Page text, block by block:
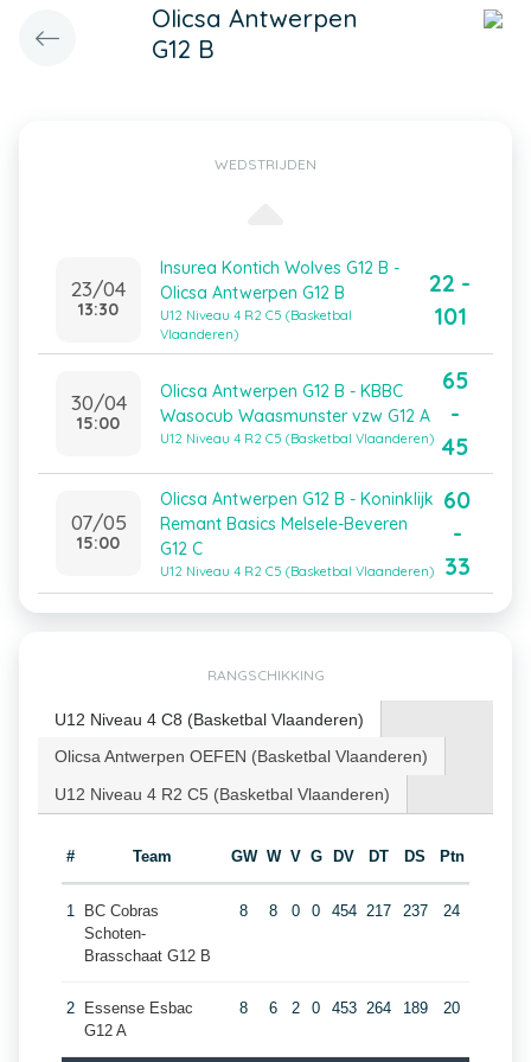
Olicsa Antwerpen
G12 B
WEDSTRIJDEN
23/04
13:30
Insurea Kontich Wolves G12 B -
Olicsa Antwerpen G12 B
U12 Niveau 4 R2 C5 (Basketbal
Vlaanderen)
22 -
101
30/04
15:00
Olicsa Antwerpen G12 B - KBBC
Wasocub Waasmunster vzw G12 A
U12 Niveau 4 R2 C5 (Basketbal Vlaanderen)
65
-
45
07/05
15:00
Olicsa Antwerpen G12 B - Koninklijk
Remant Basics Melsele-Beveren
G12 C
U12 Niveau 4 R2 C5 (Basketbal Vlaanderen)
60
-
33
RANGSCHIKKING
U12 Niveau 4 C8 (Basketbal Vlaanderen)
Olicsa Antwerpen OEFEN (Basketbal Vlaanderen)
U12 Niveau 4 R2 C5 (Basketbal Vlaanderen)
# Team GW W V G DV DT DS Ptn
1
BC Cobras
Schoten-
Brasschaat G12 B
8 8 0 0 454 217 237 24
2
Essense Esbac
G12 A
8 6 2 0 453 264 189 20